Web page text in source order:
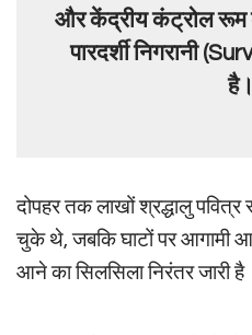
और केंद्रीय कंट्रोल रूम
पारदर्शी निगरानी
दोपहर तक लाखों श्रद्धालु
चुके थे, जबकि घाटों पर आगामी
आने का सिलसिला निरंतर जारी